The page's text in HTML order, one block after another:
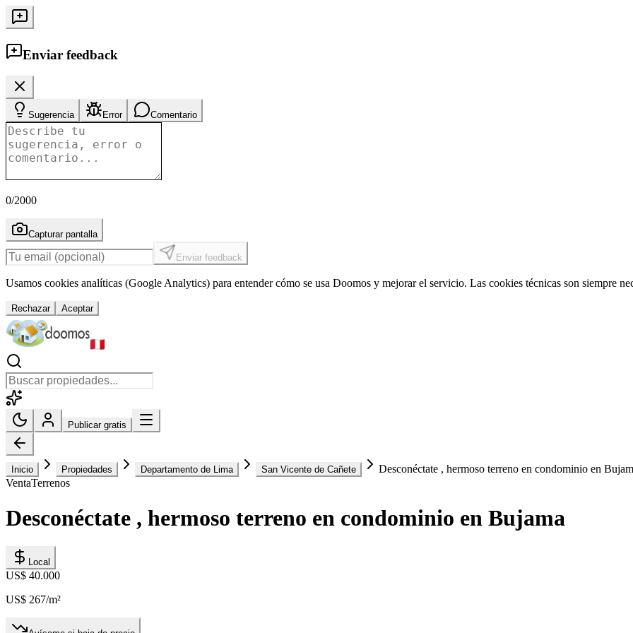
Enviar feedback
Sugerencia Error Comentario
0/2000
Capturar pantalla
Enviar feedback
Usamos cookies analíticas (Google Analytics) para entender cómo se usa Doomos y mejorar el servicio. Las cookies técnicas son siempre
Rechazar Aceptar
Publicar gratis
Inicio Propiedades Departamento de Lima San Vicente de Cañete
Desconéctate , hermoso terreno en condominio en
VentaTerrenos
Desconéctate , hermoso terreno en condominio en Bujama
Local
US$ 40.000
US$ 267/m²